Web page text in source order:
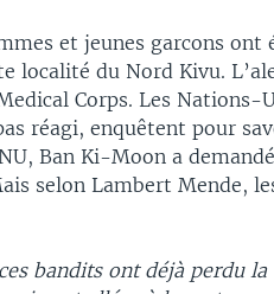
et jeunes garcons
localité du Nord Kivu.
Corps. Les Nations-
réagi, enquêtent pour
Ban Ki-Moon a
selon Lambert Mende,
bandits ont déjà perdu